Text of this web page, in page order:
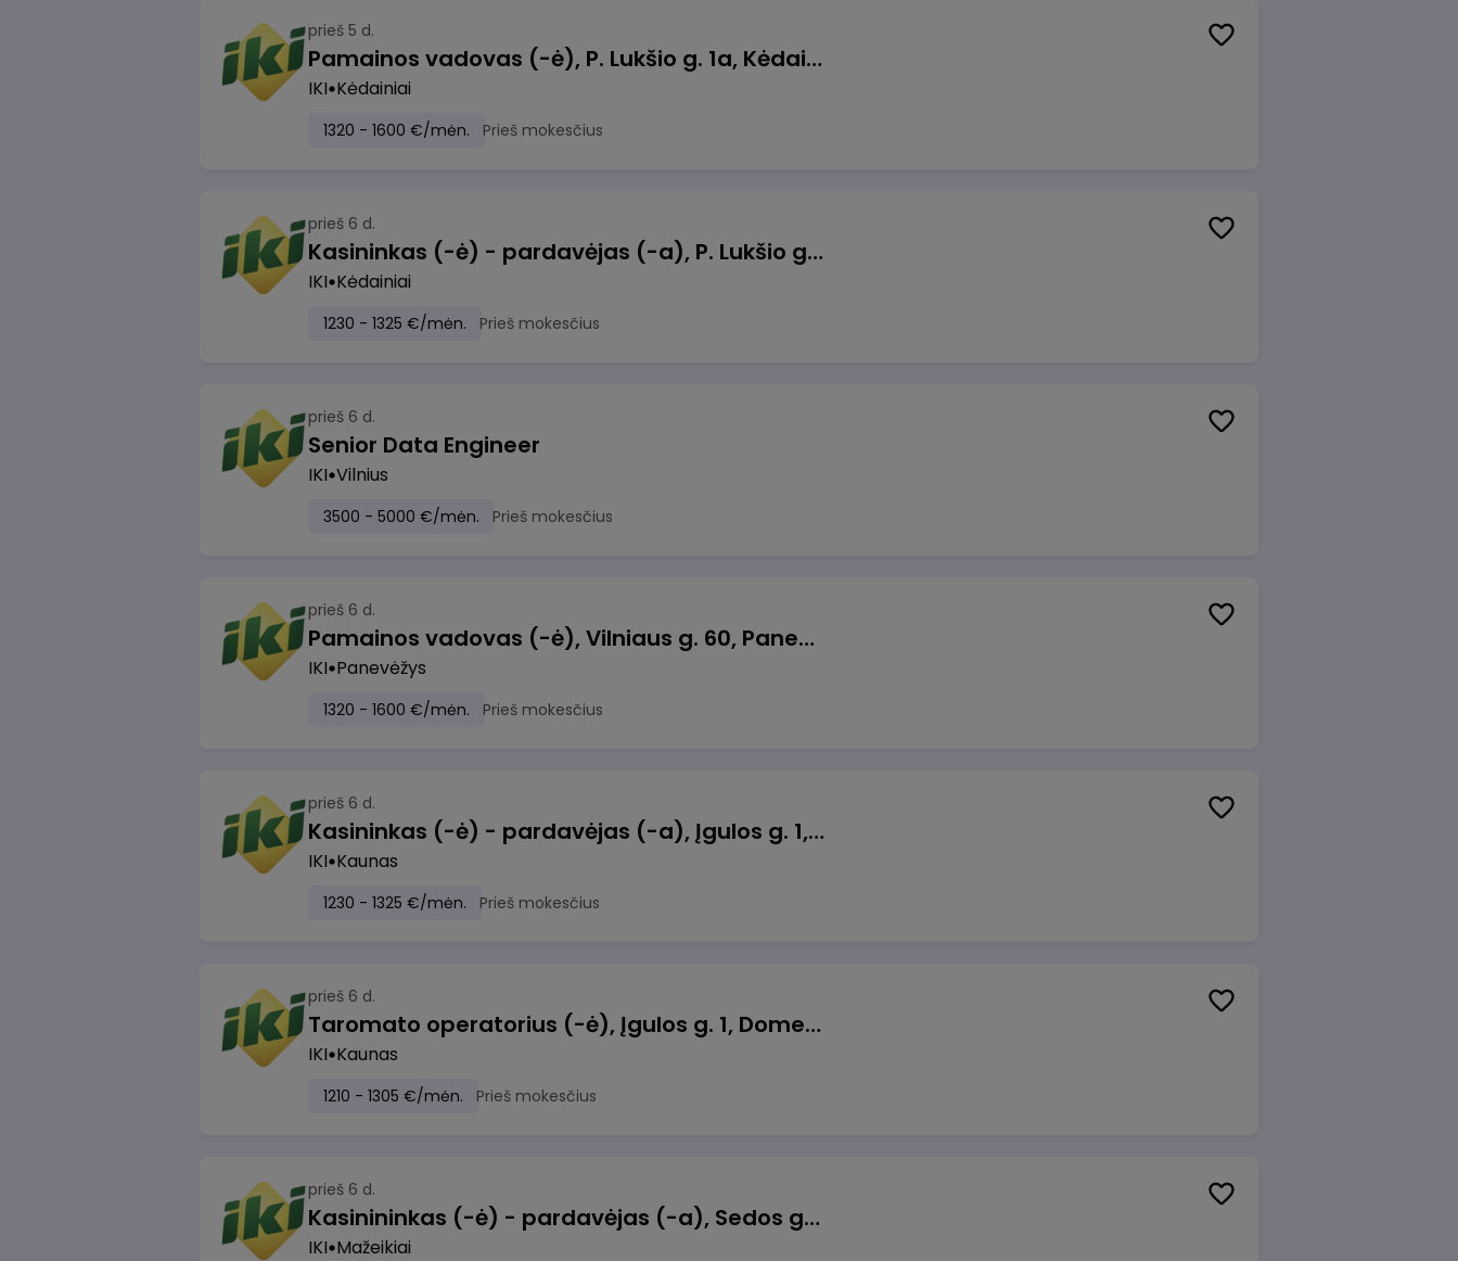
prieš 5 d.
Pamainos vadovas (-ė), P. Lukšio g. 1a, Kėdainiai
IKI Kėdainiai
1320 - 1600 €/mėn. Prieš mokesčius
prieš 6 d.
Kasininkas (-ė) - pardavėjas (-a), P. Lukšio g. 1a, Kėdainiai
IKI Kėdainiai
1230 - 1325 €/mėn. Prieš mokesčius
prieš 6 d.
Senior Data Engineer
IKI Vilnius
3500 - 5000 €/mėn. Prieš mokesčius
prieš 6 d.
Pamainos vadovas (-ė), Vilniaus g. 60, Panevėžys
IKI Panevėžys
1320 - 1600 €/mėn. Prieš mokesčius
prieš 6 d.
Kasininkas (-ė) - pardavėjas (-a), Įgulos g. 1, Domeikava
IKI Kaunas
1230 - 1325 €/mėn. Prieš mokesčius
prieš 6 d.
Taromato operatorius (-ė), Įgulos g. 1, Domeikava
IKI Kaunas
1210 - 1305 €/mėn. Prieš mokesčius
prieš 6 d.
Kasinininkas (-ė) - pardavėjas (-a), Sedos g. 18-1, Mažeikiai
IKI Mažeikiai